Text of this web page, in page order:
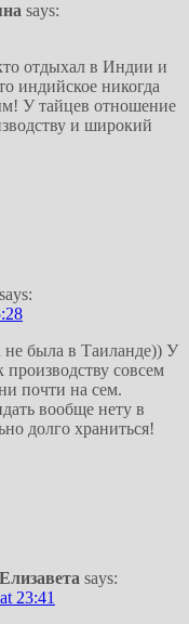
says:
отдыхал в Индии и
индийское никогда
У тайцев отношение
и широкий
says:
не была в Таиланде)) У
совсем
почти на сем.
вообще нету в
долго храниться!
Елизавета says:
23:41